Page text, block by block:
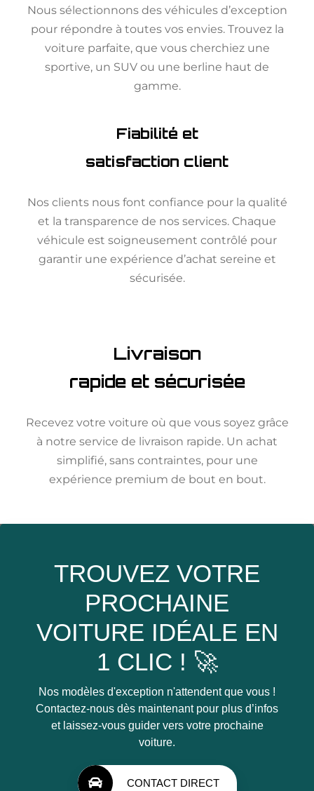
Nous sélectionnons des véhicules d’exception
pour répondre à toutes vos envies. Trouvez la
voiture parfaite, que vous cherchiez une
sportive, un SUV ou une berline haut de
gamme.
Fiabilité et
satisfaction client
Nos clients nous font confiance pour la qualité
et la transparence de nos services. Chaque
véhicule est soigneusement contrôlé pour
garantir une expérience d’achat sereine et
sécurisée.
Livraison
rapide et sécurisée
Recevez votre voiture où que vous soyez grâce
à notre service de livraison rapide. Un achat
simplifié, sans contraintes, pour une
expérience premium de bout en bout.
TROUVEZ VOTRE
PROCHAINE
VOITURE IDÉALE EN
1 CLIC ! 🚀
Nos modèles d'exception n'attendent que vous !
Contactez-nous dès maintenant pour plus d’infos
et laissez-vous guider vers votre prochaine
voiture.
CONTACT DIRECT